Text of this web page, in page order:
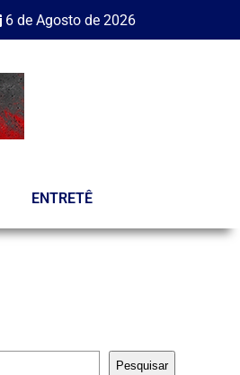
6 de Agosto de 2026
ENTRETÊ
Pesquisar